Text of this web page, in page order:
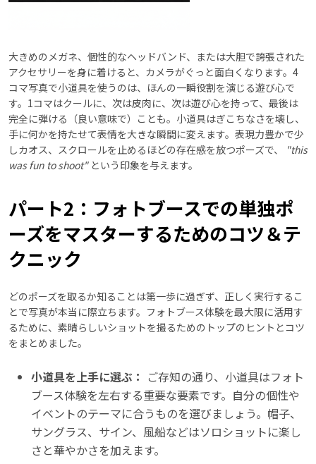
大きめのメガネ、個性的なヘッドバンド、または大胆で誇張された
アクセサリーを身に着けると、カメラがぐっと面白くなります。4
コマ写真で小道具を使うのは、ほんの一瞬役割を演じる遊び心で
す。1コマはクールに、次は皮肉に、次は遊び心を持って、最後は
完全に弾ける（良い意味で）ことも。小道具はぎこちなさを壊し、
手に何かを持たせて表情を大きな瞬間に変えます。表現力豊かで少
しカオス、スクロールを止めるほどの存在感を放つポーズで、
"this
was fun to shoot"という印象を与えます。
パート2：フォトブースでの単独ポ
ーズをマスターするためのコツ＆テ
クニック
どのポーズを取るか知ることは第一歩に過ぎず、正しく実行するこ
とで写真が本当に際立ちます。フォトブース体験を最大限に活用す
るために、素晴らしいショットを撮るためのトップのヒントとコツ
をまとめました。
小道具を上手に選ぶ： ご存知の通り、小道具はフォト
ブース体験を左右する重要な要素です。自分の個性や
イベントのテーマに合うものを選びましょう。帽子、
サングラス、サイン、風船などはソロショットに楽し
さと華やかさを加えます。